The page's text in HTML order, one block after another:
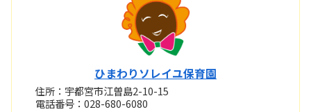
ひまわりソレイユ保育園
住所：宇都宮市江曽島2-10-15
電話番号：028-680-6080